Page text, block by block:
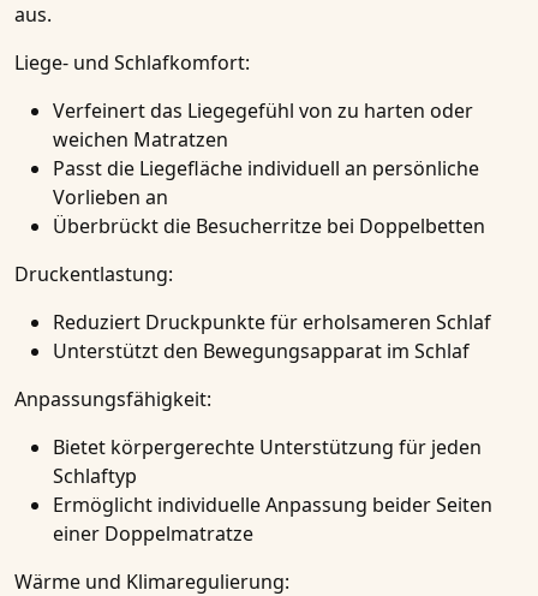
aus.
Liege- und Schlafkomfort:
Verfeinert das Liegegefühl von zu harten oder
weichen Matratzen
Passt die Liegefläche individuell an persönliche
Vorlieben an
Überbrückt die Besucherritze bei Doppelbetten
Druckentlastung:
Reduziert Druckpunkte für erholsameren Schlaf
Unterstützt den Bewegungsapparat im Schlaf
Anpassungsfähigkeit:
Bietet körpergerechte Unterstützung für jeden
Schlaftyp
Ermöglicht individuelle Anpassung beider Seiten
einer Doppelmatratze
Wärme und Klimaregulierung: